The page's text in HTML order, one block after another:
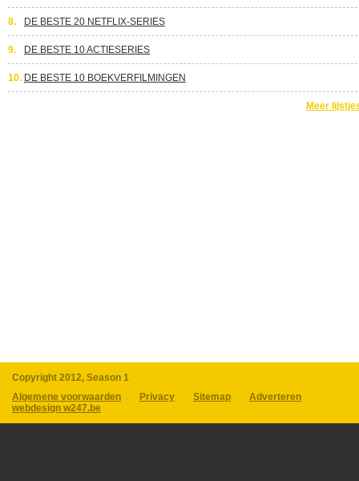
8. DE BESTE 20 NETFLIX-SERIES
9. DE BESTE 10 ACTIESERIES
10. DE BESTE 10 BOEKVERFILMINGEN
Meer
Copyright 2012, Season 1
Algemene voorwaarden
Privacy Sitemap
Adverteren
webdesign w247.be